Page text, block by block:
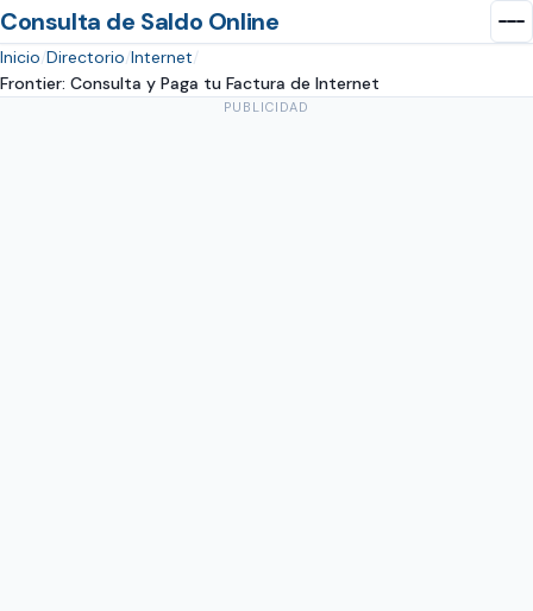
Consulta de Saldo Online
Inicio Directorio Internet
Frontier: Consulta y Paga tu Factura de Internet
PUBLICIDAD